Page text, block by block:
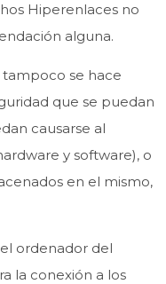
Hiperenlaces no
alguna.
tampoco se hace
que se puedan
causarse al
y software), o
en el mismo,
ordenador del
la conexión a los